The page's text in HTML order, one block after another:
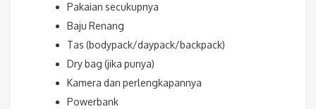
Pakaian secukupnya
Baju Renang
Tas (bodypack/daypack/backpack)
Dry bag (jika punya)
Kamera dan perlengkapannya
Powerbank